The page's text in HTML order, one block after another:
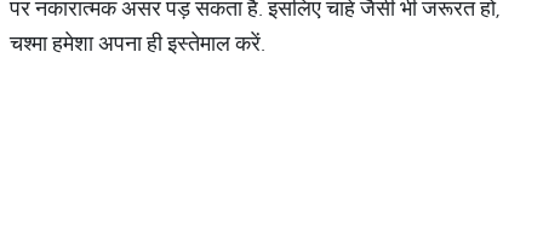
पर नकारात्मक असर पड़ सकता है. इसलिए चाहे जैसी भी जरूरत हो,
चश्मा हमेशा अपना ही इस्तेमाल करें.